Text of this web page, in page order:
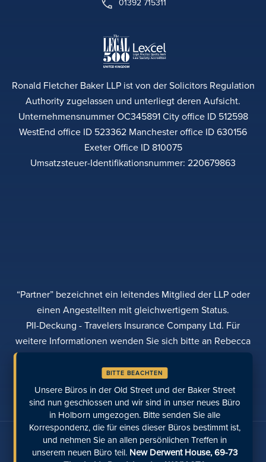
01392 715311
Ronald Fletcher Baker LLP ist von der Solicitors Regulation
Authority zugelassen und unterliegt deren Aufsicht.
Unternehmensnummer OC345891 City office ID 512598
WestEnd office ID 523362 Manchester office ID 630156
Exeter Office ID 810075
Umsatzsteuer-Identifikationsnummer: 220679863
“Partner” bezeichnet ein leitendes Mitglied der LLP oder
einen Angestellten mit gleichwertigem Status.
PII-Deckung - Travelers Insurance Company Ltd. Für
weitere Informationen wenden Sie sich bitte an Rebecca
DATENSCHUTZBESTIMMUNGEN BEANSTANDUNGEN
TRANSPARENZ DIVERSITÄT
EINE ZAHLUNG LEISTEN STANDORTE
ZULETZT AUFGERUFENE SEITEN
Sprechen Sie mit uns über soziale Medien
BITTE BEACHTEN
Unsere Büros in der Old Street und der Baker Street
sind nun geschlossen und wir sind in unser neues Büro
in Holborn umgezogen. Bitte senden Sie alle
Korrespondenz, die für eines dieser Büros bestimmt ist,
und nehmen Sie an allen persönlichen Treffen in
unserem neuen Büro teil. New Derwent House, 69-73